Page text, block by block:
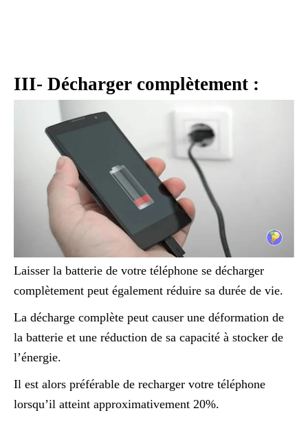
III- Décharger complètement :
Laisser la batterie de votre téléphone se décharger
complètement peut également réduire sa durée de vie.
La décharge complète peut causer une déformation de
la batterie et une réduction de sa capacité à stocker de
l’énergie.
Il est alors préférable de recharger votre téléphone
lorsqu’il atteint approximativement 20%.